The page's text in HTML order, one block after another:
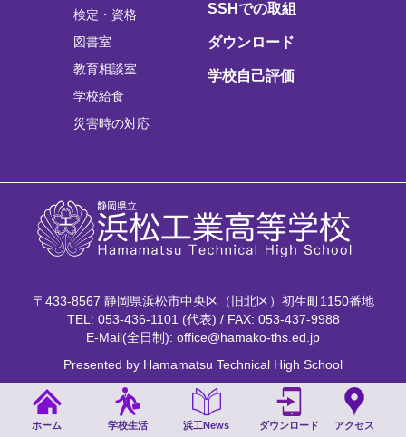
ホーム 学校生活 浜工News ダウンロード アクセス
検定・資格
図書室
教育相談室
学校給食
災害時の対応
SSHでの取組
ダウンロード
学校自己評価
〒433-8567 静岡県浜松市中央区（旧北区）初生町1150番地
TEL: 053-436-1101 (代表) / FAX: 053-437-9988
E-Mail(全日制): office@hamako-ths.ed.jp
Presented by Hamamatsu Technical High School